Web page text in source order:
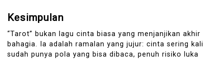
Kesimpulan
“Tarot” bukan lagu cinta biasa yang menjanjikan akhir
bahagia. Ia adalah ramalan yang jujur: cinta sering kali
sudah punya pola yang bisa dibaca, penuh risiko luka